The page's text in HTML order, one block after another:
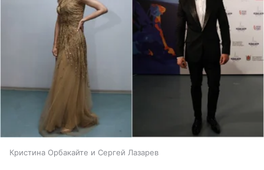
Кристина Орбакайте и Сергей Лазарев